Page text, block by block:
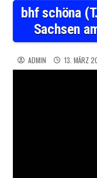
bhf schöna
Sachsen
ADMIN 13. MÄRZ